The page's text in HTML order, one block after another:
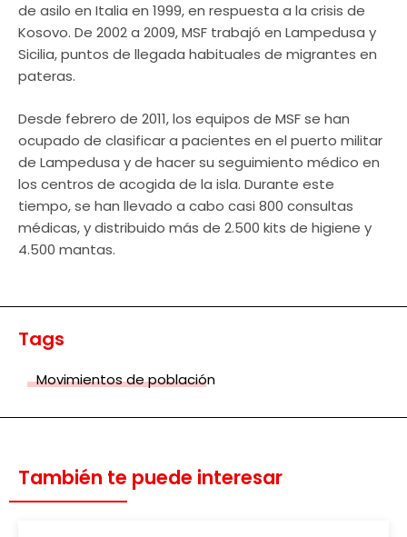
de asilo en Italia en 1999, en respuesta a la crisis de
Kosovo. De 2002 a 2009, MSF trabajó en Lampedusa y
Sicilia, puntos de llegada habituales de migrantes en
pateras.
Desde febrero de 2011, los equipos de MSF se han
ocupado de clasificar a pacientes en el puerto militar
de Lampedusa y de hacer su seguimiento médico en
los centros de acogida de la isla. Durante este
tiempo, se han llevado a cabo casi 800 consultas
médicas, y distribuido más de 2.500 kits de higiene y
4.500 mantas.
Tags
Movimientos de población
También te puede interesar